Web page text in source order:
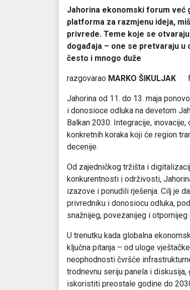
Jahorina ekonomski forum već
platforma za razmjenu ideja,
privrede. Teme koje se
događaja – one se pretvaraju
često i mnogo duže
razgovarao MARKO ŠIKULJAK
Jahorina od 11. do 13. maja
i donosioce odluka na devetom
Balkan 2030: Integracije,
konkretnih koraka koji će region
decenije.
Od zajedničkog tržišta i
konkurentnosti i održivosti,
izazove i ponudili rješenja. Cilj je
privredniku i donosiocu odluka,
snažnijeg, povezanijeg i
U trenutku kada globalna
ključna pitanja – od uloge
neophodnosti čvršće
trodnevnu seriju panela i
iskoristiti preostale godine do